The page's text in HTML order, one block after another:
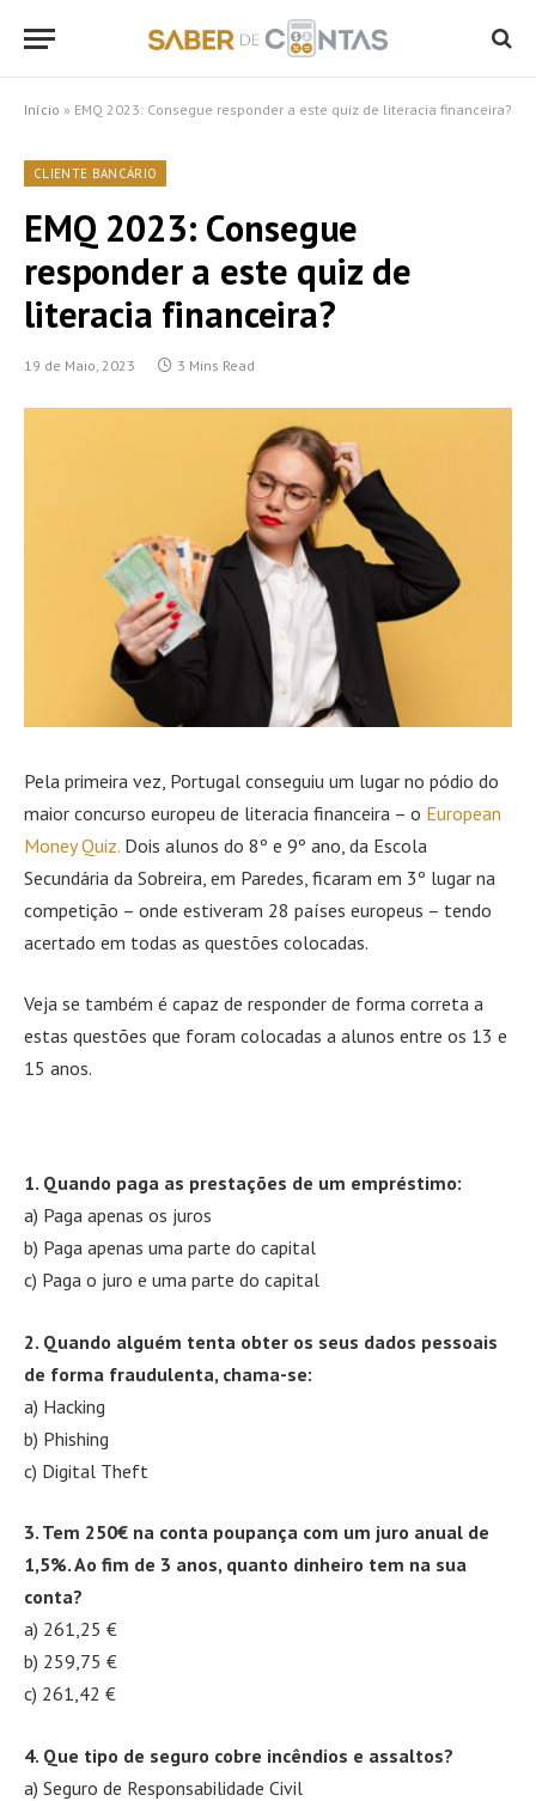
Início » EMQ 2023: Consegue responder a este quiz de literacia financeira?
CLIENTE BANCÁRIO
EMQ 2023: Consegue
responder a este quiz de
literacia financeira?
19 de Maio, 2023 3 Mins Read
Pela primeira vez, Portugal conseguiu um lugar no pódio do
maior concurso europeu de literacia financeira – o European
Money Quiz. Dois alunos do 8º e 9º ano, da Escola
Secundária da Sobreira, em Paredes, ficaram em 3º lugar na
competição – onde estiveram 28 países europeus – tendo
acertado em todas as questões colocadas.
Veja se também é capaz de responder de forma correta a
estas questões que foram colocadas a alunos entre os 13 e
15 anos.
1. Quando paga as prestações de um empréstimo:
a) Paga apenas os juros
b) Paga apenas uma parte do capital
c) Paga o juro e uma parte do capital
2. Quando alguém tenta obter os seus dados pessoais
de forma fraudulenta, chama-se:
a) Hacking
b) Phishing
c) Digital Theft
3. Tem 250€ na conta poupança com um juro anual de
1,5%. Ao fim de 3 anos, quanto dinheiro tem na sua
conta?
a) 261,25 €
b) 259,75 €
c) 261,42 €
4. Que tipo de seguro cobre incêndios e assaltos?
a) Seguro de Responsabilidade Civil